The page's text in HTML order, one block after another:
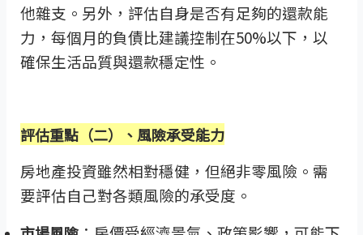
他雜支。另外，評估自身是否有足夠的還款能
力，每個月的負債比建議控制在50%以下，以
確保生活品質與還款穩定性。
評估重點（二）、風險承受能力
房地產投資雖然相對穩健，但絕非零風險。需
要評估自己對各類風險的承受度。